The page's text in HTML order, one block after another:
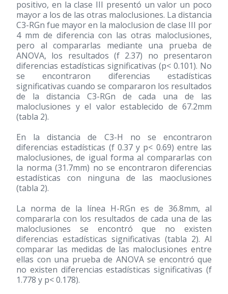
positivo, en la clase III presentó un valor un poco
mayor a los de las otras maloclusiones. La distancia
C3-RGn fue mayor en la maloclusion de clase III por
4 mm de diferencia con las otras maloclusiones,
pero al compararlas mediante una prueba de
ANOVA, los resultados (f 2.37) no presentaron
diferencias estadísticas significativas (p< 0.101). No
se encontraron diferencias estadísticas
significativas cuando se compararon los resultados
de la distancia C3-RGn de cada una de las
maloclusiones y el valor establecido de 67.2mm
(tabla 2).
En la distancia de C3-H no se encontraron
diferencias estadísticas (f 0.37 y p< 0.69) entre las
maloclusiones, de igual forma al compararlas con
la norma (31.7mm) no se encontraron diferencias
estadísticas con ninguna de las maoclusiones
(tabla 2).
La norma de la línea H-RGn es de 36.8mm, al
compararla con los resultados de cada una de las
maloclusiones se encontró que no existen
diferencias estadísticas significativas (tabla 2). Al
comparar las medidas de las maloclusiones entre
ellas con una prueba de ANOVA se encontró que
no existen diferencias estadísticas significativas (f
1.778 y p< 0.178).